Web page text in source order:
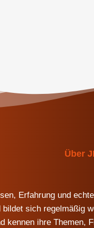
Über
Erfahrung und
sich
kennen ihre Themen,